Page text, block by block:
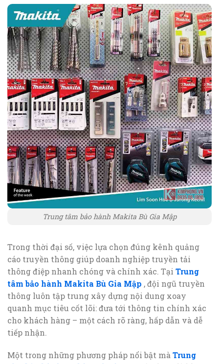
Trung tâm bảo hành Makita Bù Gia Mập
Trong thời đại số, việc lựa chọn đúng kênh quảng
cáo truyền thông giúp doanh nghiệp truyền tải
thông điệp nhanh chóng và chính xác. Tại Trung
tâm bảo hành Makita Bù Gia Mập , đội ngũ truyền
thông luôn tập trung xây dựng nội dung xoay
quanh mục tiêu cốt lõi: đưa tới thông tin chính xác
cho khách hàng – một cách rõ ràng, hấp dẫn và dễ
tiếp nhận.
Một trong những phương pháp nổi bật mà Trung